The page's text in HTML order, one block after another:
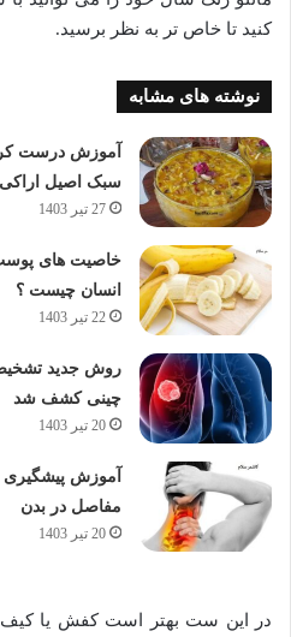
کنید تا خاص تر به نظر برسید.
نوشته های مشابه
آموزش درست
سبک اصیل اراکی
27 تیر 1403
خاصیت های
انسان چیست ؟
22 تیر 1403
روش جدید
چینی کشف شد
20 تیر 1403
آموزش پیشگیری
مفاصل در بدن
20 تیر 1403
در این ست بهتر است کفش یا کیف